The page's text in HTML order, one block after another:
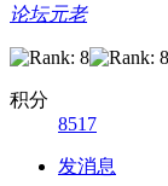
论坛元老
积分
8517
发消息